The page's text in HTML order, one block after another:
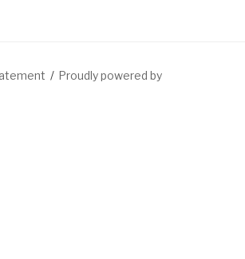
Proudly powered by